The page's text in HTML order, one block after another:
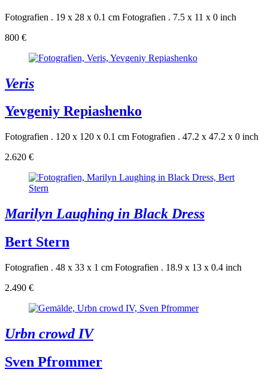
Fotografien . 19 x 28 x 0.1 cm Fotografien . 7.5 x 11 x 0 inch
800 €
Veris
Yevgeniy Repiashenko
Fotografien . 120 x 120 x 0.1 cm Fotografien . 47.2 x 47.2 x 0 inch
2.620 €
Marilyn Laughing in Black Dress
Bert Stern
Fotografien . 48 x 33 x 1 cm Fotografien . 18.9 x 13 x 0.4 inch
2.490 €
Urbn crowd IV
Sven Pfrommer